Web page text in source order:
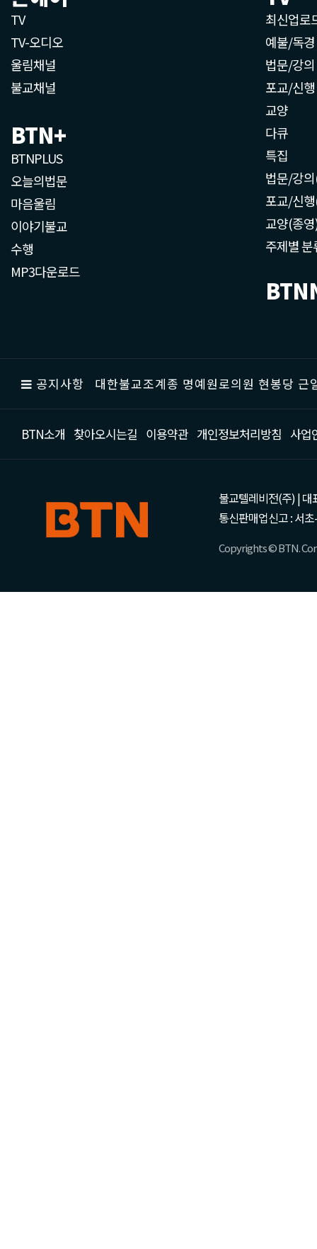
TV
TV-오디오
울림채널
불교채널
BTN+
BTNPLUS
오늘의법문
마음울림
이야기불교
수행
MP3다운로드
최신업로
예불/독경
법문/강의
포교/신행
교양
다큐
특집
법문/강
포교/신
교양(종
주제별 분
공지사항 대한불교조계종 명예원로의원 현봉당
BTN소개 찾아오시는길 이용약관 개인정보처리방침 사업
불교텔레비전(주) | 대
통신판매업신고 : 서
Copyrights © BTN.